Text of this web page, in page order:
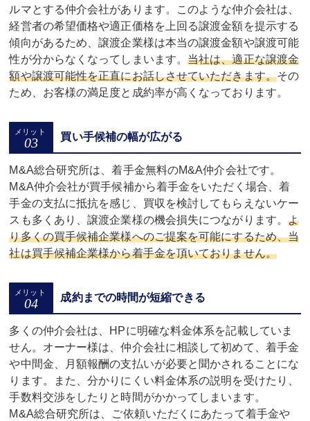
ルマとする仲介会社があります。このような仲介会社は、
経営者の希望価格や適正価格を上回る譲渡金額を提示する
傾向があるため、譲渡企業様は本当の譲渡金額や譲渡可能
性が分からなくなってしまいます。当社は、適正な譲渡金
額や譲渡可能性を正直にお話しさせていただきます。その
ため、お客様の満足度と成約率が高くなっております。
買い手候補の幅が広がる
M&A総合研究所は、着手金無料のM&A仲介会社です。
M&A仲介会社が買手候補から着手金をいただく場合、着
手金の支払に抵抗を感じ、買収を検討してもらえないケー
スも多くあり、譲渡企業様の機会損失につながります。 よ
り多くの買手候補企業様へのご提案を可能にするため、当
社は買手候補企業様から着手金を頂いておりません。
成約までの時間が短縮できる
多くの仲介会社は、HPに明確な料金体系を記載していま
せん。オーナー様は、仲介会社に相談して初めて、着手金
や中間金、月額報酬の支払いが必要と聞かされることにな
ります。また、分かりにくい料金体系の説明を受けたり、
手数料交渉をしたりと時間がかかってしまいます。
M&A総合研究所は、ご依頼いただくにあたって着手金や